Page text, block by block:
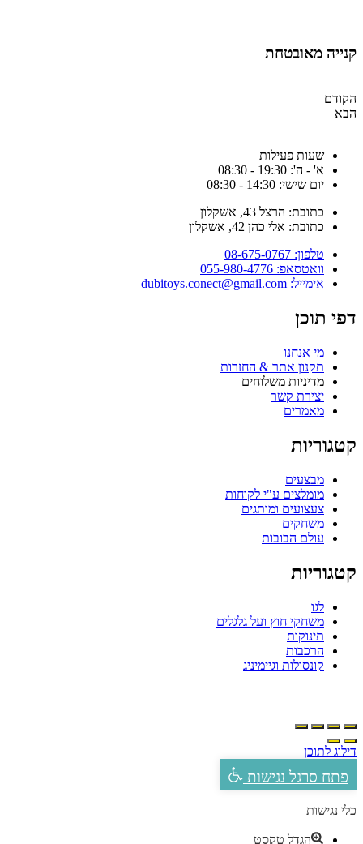
מאובטחת
שעות פעילות
א' - ה': 19:30 - 08:30
יום שישי: 14:30 - 08:30
כתובת: הרצל 43, אשקלון
כתובת: אלי כהן 42, אשקלון
טלפון: 08-675-0767
וואטסאפ: 055-980-4776
אימייל: dubitoys.conect@gmail.com
תוכן
מי אנחנו
תקנון אתר & החזרות
מדיניות משלוחים
יצירת קשר
מאמרים
מבצעים
מומלצים ע"י לקוחות
צעצועים ומותגים
משחקים
עולם הבובות
לגו
משחקי חוץ ועל גלגלים
תינוקות
הרכבות
קונסולות וגיימיניג
לתוכן
פתח סרגל נגישות
נגישות
הגדל טקסט